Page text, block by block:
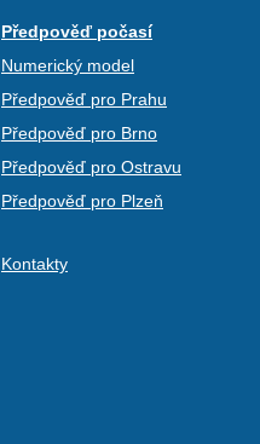
Předpověď počasí
Numerický model
Předpověď pro Prahu
Předpověď pro Brno
Předpověď pro Ostravu
Předpověď pro Plzeň
Kontakty